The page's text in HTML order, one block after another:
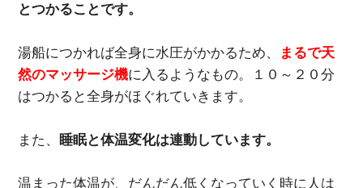
とつかることです。
湯船につかれば全身に水圧がかかるため、
まるで天
然のマッサージ機に入るようなもの。１０～２０分
はつかると全身がほぐれていきます。
また、 睡眠と体温変化は連動しています。
温まった体温が、だんだん低くなっていく時に人は